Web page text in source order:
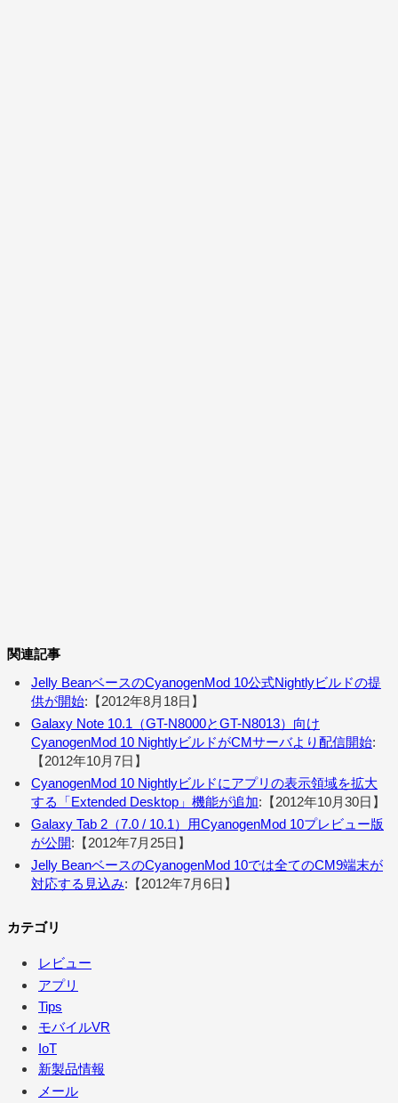
関連記事
Jelly BeanベースのCyanogenMod 10公式Nightlyビルドの提
供が開始:【2012年8月18日】
Galaxy Note 10.1（GT-N8000とGT-N8013）向け
CyanogenMod 10 NightlyビルドがCMサーバより配信開始:
【2012年10月7日】
CyanogenMod 10 Nightlyビルドにアプリの表示領域を拡大
する「Extended Desktop」機能が追加:【2012年10月30日】
Galaxy Tab 2（7.0 / 10.1）用CyanogenMod 10プレビュー版
が公開:【2012年7月25日】
Jelly BeanベースのCyanogenMod 10では全てのCM9端末が
対応する見込み:【2012年7月6日】
カテゴリ
レビュー
アプリ
Tips
モバイルVR
IoT
新製品情報
メール